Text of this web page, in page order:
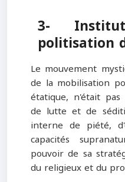
3-
politisation
Le mouvement
de la mobilisation
étatique, n'était
de lutte et de
interne de piété,
capacités
pouvoir de sa
du religieux et du